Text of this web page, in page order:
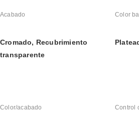
Acabado
Cromado, Recubrimiento
transparente
Color
Color/acabado Control